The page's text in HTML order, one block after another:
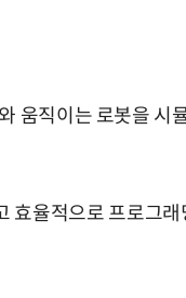
직이는 로봇을 시
효율적으로 프로그